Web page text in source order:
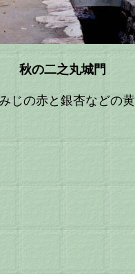
秋の二之丸城門
じの赤と銀杏などの